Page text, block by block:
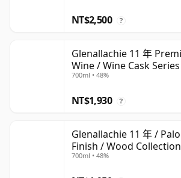
NT$2,500 ?
Glenallachie 11 年
Wine / Wine Cask Series
700ml • 48%
NT$1,930 ?
Glenallachie 11 年 /
Finish / Wood Collection
700ml • 48%